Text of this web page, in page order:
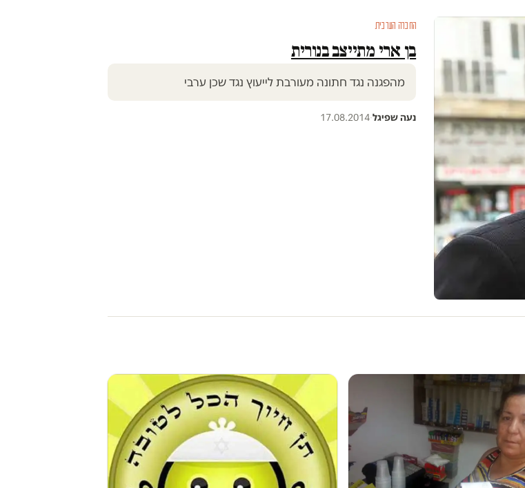
החברה הערבית
בן ארי מתייצב בנורית
מהפגנה נגד חתונה מעורבת לייעוץ נגד שכן ערבי
נעה שפיגל·
17.08.2014